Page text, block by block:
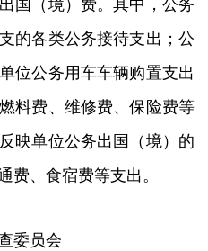
的各类公务接待支出；公
位公务用车车辆购置支出
料费、维修费、保险费等
映单位公务出国（境）的
费、食宿费等支出。
委员会